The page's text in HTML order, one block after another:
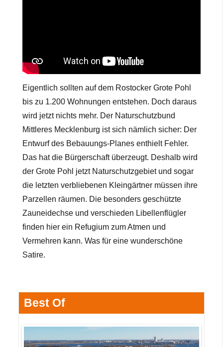
Eigentlich sollten auf dem Rostocker Grote Pohl
bis zu 1.200 Wohnungen entstehen. Doch daraus
wird jetzt nichts mehr. Der Naturschutzbund
Mittleres Mecklenburg ist sich nämlich sicher: Der
Entwurf des Bebauungs-Planes enthielt Fehler.
Das hat die Bürgerschaft überzeugt. Deshalb wird
der Grote Pohl jetzt Naturschutzgebiet und sogar
die letzten verbliebenen Kleingärtner müssen ihre
Parzellen räumen. Die besonders geschützte
Zauneidechse und verschieden Libellenflügler
finden hier ein Refugium zum Atmen und
Vermehren kann. Was für eine wunderschöne
Satire.
Best Of